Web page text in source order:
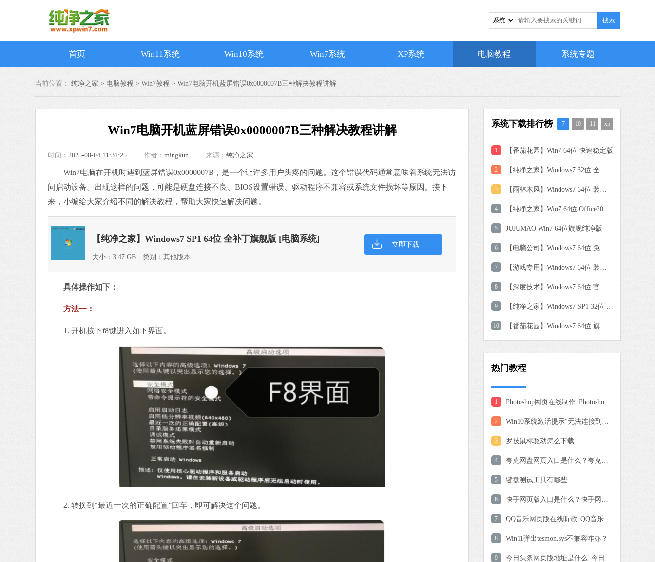
搜索
首页 Win11系统 Win10系统 Win7系统 XP系统 电脑教程 系统专题
当前位置： 纯净之家 > 电脑教程 > Win7教程 > Win7电脑开机蓝屏错误0x0000007B三种解决教程讲解
Win7电脑开机蓝屏错误0x0000007B三种解决教程讲解
时间： 2025-08-04 11:31:25 作者： mingkun 来源： 纯净之家
Win7电脑在开机时遇到蓝屏错误0x0000007B，是一个让许多用户头疼的问题。这个错误代码通常意味着系统无法访
问启动设备。出现这样的问题，可能是硬盘连接不良、BIOS设置错误、驱动程序不兼容或系统文件损坏等原因。接下
来，小编给大家介绍不同的解决教程，帮助大家快速解决问题。
【纯净之家】Windows7 SP1 64位 全补丁旗舰版 [电脑系统]
大小：3.47 GB 类别：其他版本
立即下载
具体操作如下：
方法一：
1. 开机按下f8键进入如下界面。
2. 转换到“最近一次的正确配置”回车，即可解决这个问题。
系统下载排行榜 7 10 11 xp
1 【番茄花园】Win7 64位 快速稳定版
2 【纯净之家】Windows7 32位 全新纯净版
3 【雨林木风】Windows7 64位 装机旗舰版
4 【纯净之家】Win7 64位 Office2007 办公旗舰版
5 JUJUMAO Win7 64位旗舰纯净版
6 【电脑公司】Windows7 64位 免费旗舰版
7 【游戏专用】Windows7 64位 装机旗舰版
8 【深度技术】Windows7 64位 官方旗舰版
9 【纯净之家】Windows7 SP1 32位 全补丁旗舰版
10 【番茄花园】Windows7 64位 旗舰装机版
热门教程
1 Photoshop网页在线制作_Photoshop网页版入口地址分享
2 Win10系统激活提示“无法连接到你组织的激活服务器”怎么办
3 罗技鼠标驱动怎么下载
4 夸克网盘网页入口是什么？夸克网盘网页版网址分享
5 键盘测试工具有哪些
6 快手网页版入口是什么？快手网页版地址分享
7 QQ音乐网页版在线听歌_QQ音乐网页版网址链接分享
8 Win11弹出tesmon.sys不兼容咋办？
9 今日头条网页版地址是什么_今日头条网页版入口网址分享
软件大小：74.73 MB
软件语言：简体中文
下载
驱动人生
软件大小：59.8 MB
下载
搜狗输入法
软件大小：191.39 MB
爱奇艺
QQ浏览器